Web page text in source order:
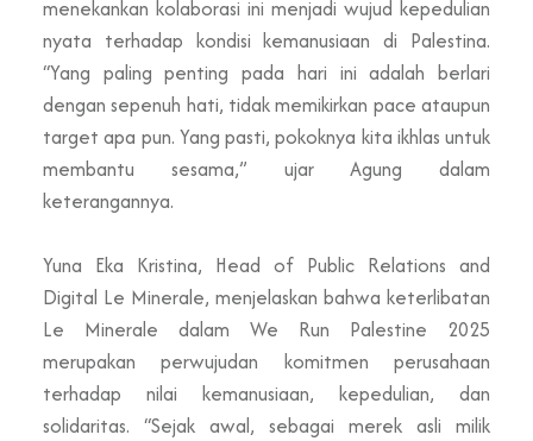
menekankan kolaborasi ini menjadi wujud kepedulian
nyata terhadap kondisi kemanusiaan di Palestina.
“Yang paling penting pada hari ini adalah berlari
dengan sepenuh hati, tidak memikirkan pace ataupun
target apa pun. Yang pasti, pokoknya kita ikhlas untuk
membantu sesama,” ujar Agung dalam
keterangannya.
Yuna Eka Kristina, Head of Public Relations and
Digital Le Minerale, menjelaskan bahwa keterlibatan
Le Minerale dalam We Run Palestine 2025
merupakan perwujudan komitmen perusahaan
terhadap nilai kemanusiaan, kepedulian, dan
solidaritas. “Sejak awal, sebagai merek asli milik